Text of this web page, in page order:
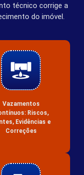
técnico corrige a
do imóvel.
Vazamentos
Riscos,
Evidências e
Correções